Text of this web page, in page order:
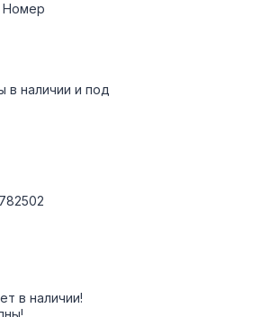
Номер
в наличии и под
в наличии!